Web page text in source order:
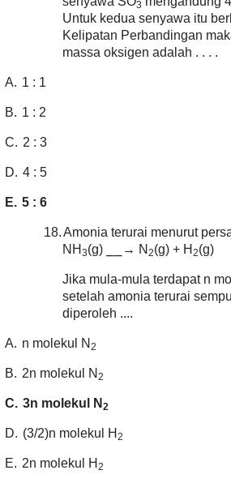
3
Untuk kedua senyawa itu
Kelipatan Perbandingan
massa oksigen adalah . . . .
A. 1 : 1
B. 1 : 2
C. 2 : 3
D. 4 : 5
E. 5 : 6
18.Amonia terurai menurut
NH3(g) → N2(g) + H2(g)
Jika mula-mula terdapat n
setelah amonia terurai
diperoleh ....
A. n molekul N 2
B. 2n molekul N 2
C. 3n molekul N 2
D. (3/2)n molekul H 2
E. 2n molekul H 2